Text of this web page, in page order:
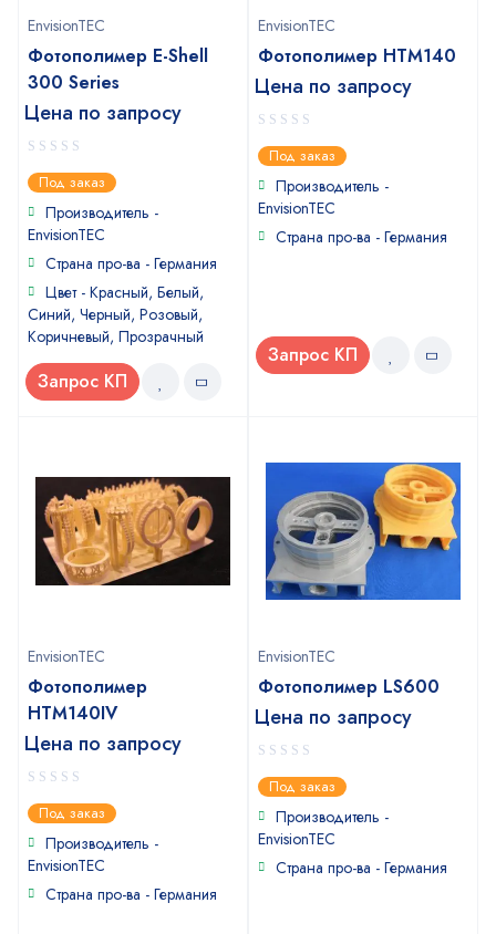
EnvisionTEC
Фотополимер E-Shell
300 Series
Цена по запросу
0
out
of
5
Под заказ
Производитель -
EnvisionTEC
Страна про-ва - Германия
Цвет - Красный, Белый,
Синий, Черный, Розовый,
Коричневый, Прозрачный
Запрос КП
EnvisionTEC
Фотополимер HTM140
Цена по запросу
0
out
of
5
Под заказ
Производитель -
EnvisionTEC
Страна про-ва - Германия
Запрос КП
EnvisionTEC
Фотополимер
HTM140IV
Цена по запросу
0
out
of
5
Под заказ
Производитель -
EnvisionTEC
Страна про-ва - Германия
EnvisionTEC
Фотополимер LS600
Цена по запросу
0
out
of
5
Под заказ
Производитель -
EnvisionTEC
Страна про-ва - Германия